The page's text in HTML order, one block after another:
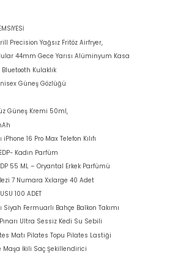
Precision Yağsız Fritöz Airfryer,
44mm Gece Yarısı Alüminyum Kasa
Kulaklık
Güneş Gözlüğü
Güneş Kremi 50ml,
16 Pro Max Telefon Kılıfı
Kadın Parfüm
55 ML – Oryantal Erkek Parfümü
7 Numara Xxlarge 40 Adet
100 ADET
Siyah Fermuarlı Bahçe Balkon Takımı
Ultra Sessiz Kedi Su Sebili
Matı Pilates Topu Pilates Lastiği
Maşa İkili Saç Şekillendirici